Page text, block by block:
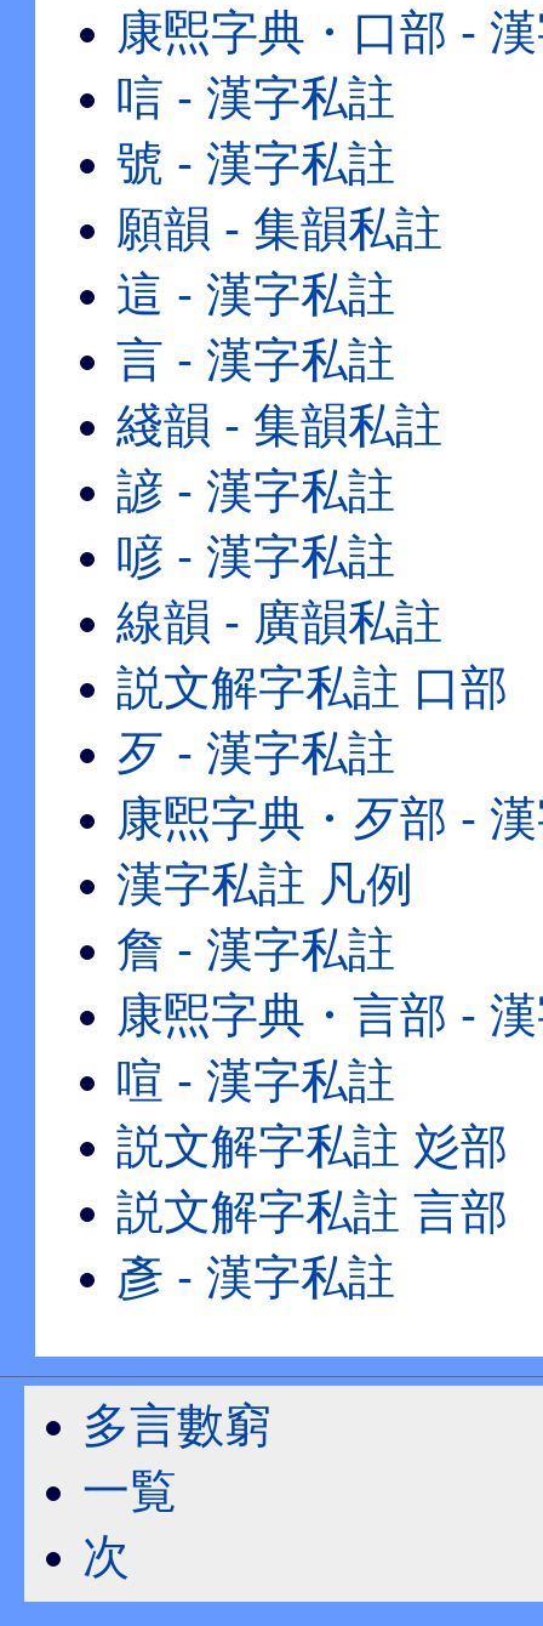
康煕字典・口部 -
唁 - 漢字私註
號 - 漢字私註
願韻 - 集韻私註
這 - 漢字私註
言 - 漢字私註
綫韻 - 集韻私註
諺 - 漢字私註
喭 - 漢字私註
線韻 - 廣韻私註
説文解字私註 口部
歹 - 漢字私註
康煕字典・歹部 -
漢字私註 凡例
詹 - 漢字私註
康煕字典・言部 -
喧 - 漢字私註
説文解字私註 彣部
説文解字私註 言部
彥 - 漢字私註
多言數窮
一覧
次